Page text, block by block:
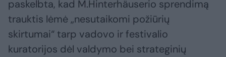
paskelbta, kad M.Hinterhäuserio sprendimą
trauktis lėmė „nesutaikomi požiūrių
skirtumai“ tarp vadovo ir festivalio
kuratorijos dėl valdymo bei strateginių